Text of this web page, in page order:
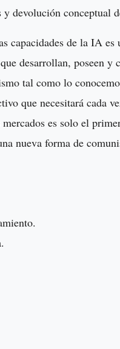
y devolución conceptual
capacidades de la IA es
desarrollan, poseen y
tal como lo
que necesitará cada
es solo el
nueva forma de